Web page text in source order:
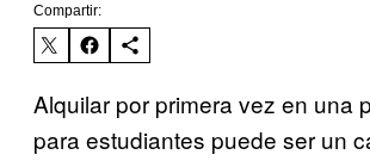
Compartir:
Alquilar por primera vez en una
para estudiantes puede ser un